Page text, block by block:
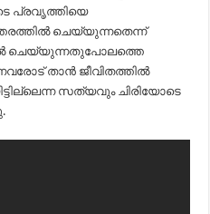
പ്രവൃത്തിയെ
ചെയ്യുന്നതെന്ന്
ചെയ്യുന്നതുപോലത്തെ
താൻ ജീവിതത്തിൽ
സത്യവും ചിരിയോടെ